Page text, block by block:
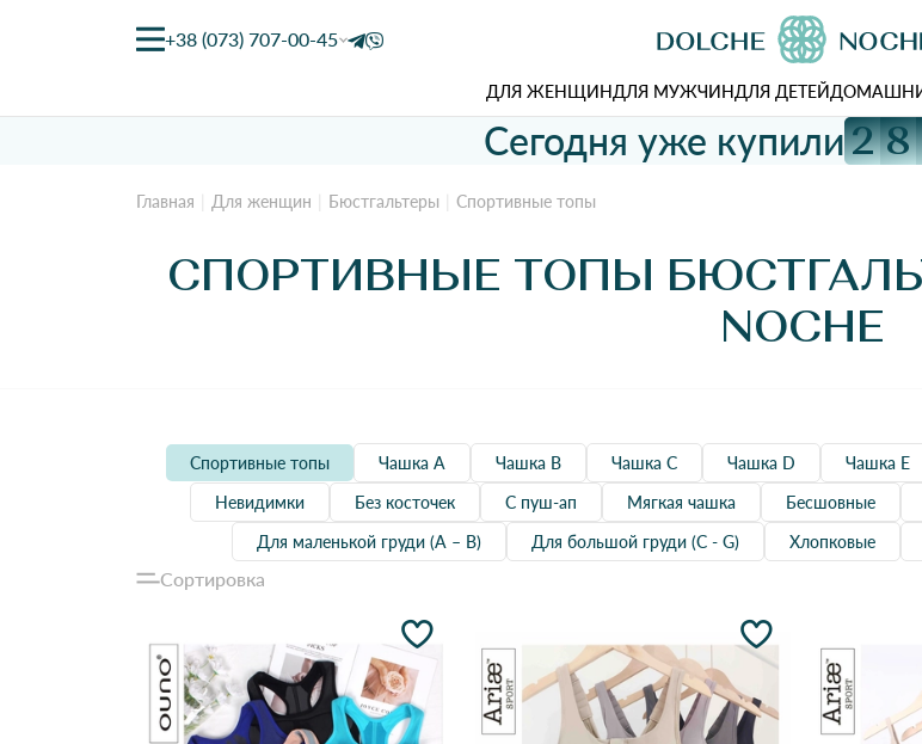
+38 (073) 707-00-45
ДЛЯ ЖЕНЩИНДЛЯ МУЖЧИНДЛЯ ДЕТЕЙ
Сегодня уже купили2 8
Главная Для женщин Бюстгальтеры Спортивные топы
СПОРТИВНЫЕ ТОПЫ
NOCHE
Спортивные топы Чашка А Чашка B Чашка C Чашка D Чашка Е
Невидимки
Без косточек С пуш-ап Мягкая чашка Бесшовные
Для маленькой груди (А – В)
Для большой груди (С - G) Хлопковые
Сортировка